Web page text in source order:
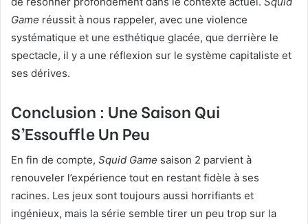
Game réussit à nous rappeler, avec une violence
systématique et une esthétique glacée, que derrière le
spectacle, il y a une réflexion sur le système capitaliste et
ses dérives.
Conclusion : Une Saison Qui
S’Essouffle Un Peu
En fin de compte, Squid Game saison 2 parvient à
renouveler l’expérience tout en restant fidèle à ses
racines. Les jeux sont toujours aussi horrifiants et
ingénieux, mais la série semble tirer un peu trop sur la